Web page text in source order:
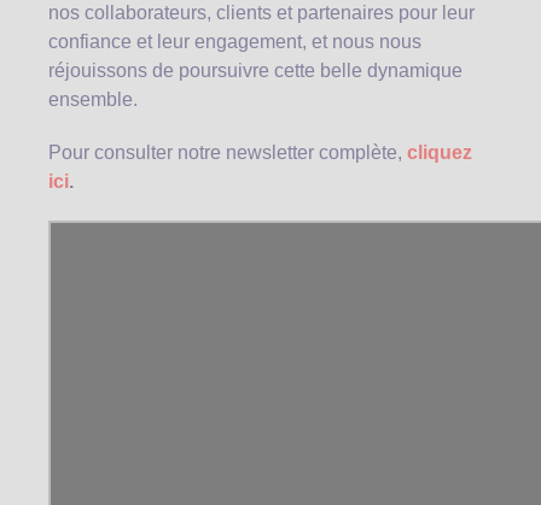
nos collaborateurs, clients et partenaires pour leur
confiance et leur engagement, et nous nous
réjouissons de poursuivre cette belle dynamique
ensemble.
Pour consulter notre newsletter complète, cliquez
ici.